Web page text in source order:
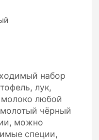
набор
лук,
любой
чёрный
можно
специи,